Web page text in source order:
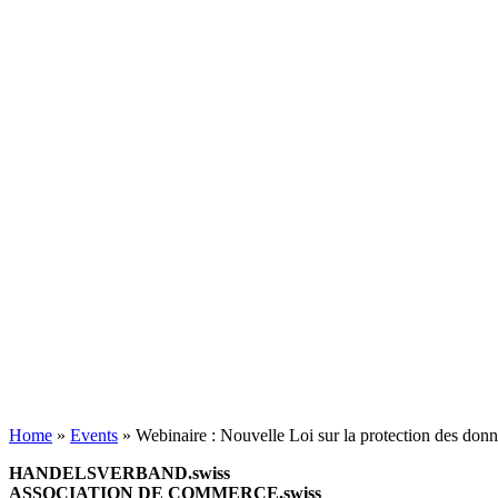
Home » Events » Webinaire : Nouvelle Loi sur la protection des
HANDELSVERBAND.swiss
ASSOCIATION DE COMMERCE.swiss